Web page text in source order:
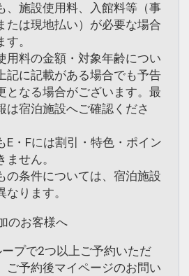
、施設使用料、入館料等（事
たは現地払い）が必要な場合
。
用料の金額・対象年齢につい
記に記載がある場合でも予告
となる場合がございます。最
は宿泊施設へご確認くださ
E・Fには割引・特色・ポイン
ません。
の条件については、宿泊施設
なります。
のお客様へ
ープで2つ以上ご予約いただ
ご予約後マイページのお問い